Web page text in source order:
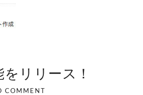
リリース！
COMMENT